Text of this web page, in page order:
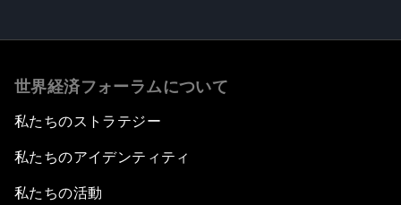
世界経済フォーラムについて
私たちのストラテジー
私たちのアイデンティティ
私たちの活動